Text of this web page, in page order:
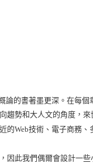
論的書著墨更深。在每
趨勢和大人文的角度，
Web技術、電子商務
因此我們偶爾會設計一